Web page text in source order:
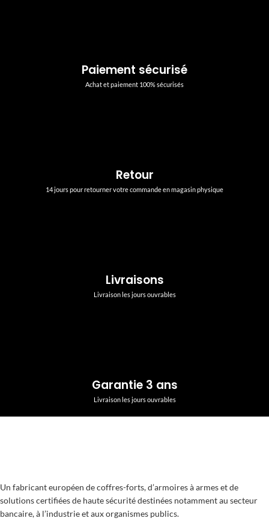
Paiement sécurisé
Achat et paiement 100% sécurisés
Retour
14 jours pour retourner votre commande en magasin physique
Livraisons
Livraison les jours ouvrables
Garantie 3 ans
Livraison les jours ouvrables
Un fabricant européen de coffres-forts, d’armoires à armes et de
solutions certifiées de haute sécurité destinées notamment au secteur
bancaire, à l’industrie et aux organismes publics.